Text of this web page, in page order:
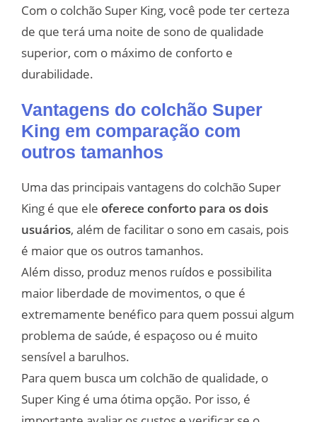
Com o colchão Super King, você pode ter certeza
de que terá uma noite de sono de qualidade
superior, com o máximo de conforto e
durabilidade.
Vantagens do colchão Super
King em comparação com
outros tamanhos
Uma das principais vantagens do colchão Super
King é que ele oferece conforto para os dois
usuários, além de facilitar o sono em casais, pois
é maior que os outros tamanhos.
Além disso, produz menos ruídos e possibilita
maior liberdade de movimentos, o que é
extremamente benéfico para quem possui algum
problema de saúde, é espaçoso ou é muito
sensível a barulhos.
Para quem busca um colchão de qualidade, o
Super King é uma ótima opção. Por isso, é